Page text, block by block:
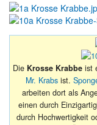
Die Krosse Krabbeist
Mr. Krabsist.
arbeiten dort als
einen durch
durch Hochwertigkeit